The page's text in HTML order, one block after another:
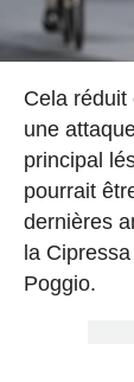
Cela réduit
une
principal
pourrait
dernières
la
Poggio.